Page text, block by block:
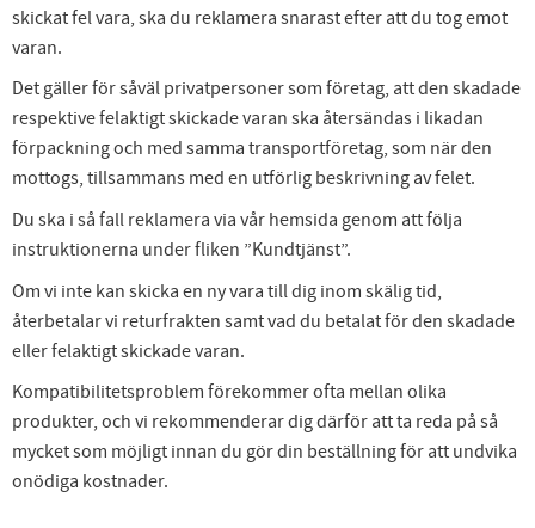
skickat fel vara, ska du reklamera snarast efter att du tog emot
varan.
Det gäller för såväl privatpersoner som företag, att den skadade
respektive felaktigt skickade varan ska återsändas i likadan
förpackning och med samma transportföretag, som när den
mottogs, tillsammans med en utförlig beskrivning av felet.
Du ska i så fall reklamera via vår hemsida genom att följa
instruktionerna under fliken ”Kundtjänst”.
Om vi inte kan skicka en ny vara till dig inom skälig tid,
återbetalar vi returfrakten samt vad du betalat för den skadade
eller felaktigt skickade varan.
Kompatibilitetsproblem förekommer ofta mellan olika
produkter, och vi rekommenderar dig därför att ta reda på så
mycket som möjligt innan du gör din beställning för att undvika
onödiga kostnader.